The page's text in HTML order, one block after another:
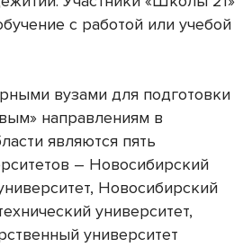
с работой или учебой
вузами для подготовки
направлениям в
являются пять
– Новосибирский
Новосибирский
университет,
университет